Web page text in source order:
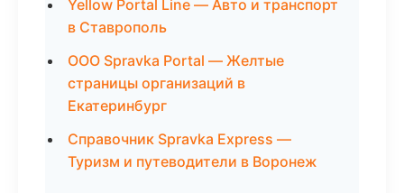
Yellow Portal Line — Авто и транспорт
в Ставрополь
ООО Spravka Portal — Желтые
страницы организаций в
Екатеринбург
Справочник Spravka Express —
Туризм и путеводители в Воронеж